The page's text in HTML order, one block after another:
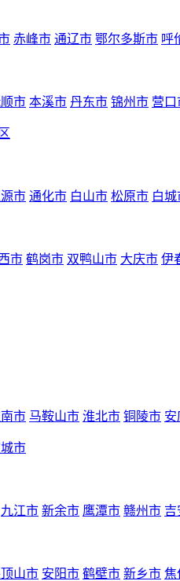
赤峰市 通辽市 鄂尔多斯市 呼
市 本溪市 丹东市 锦州市 营口
市 通化市 白山市 松原市 白城
市 鹤岗市 双鸭山市 大庆市 伊
市 马鞍山市 淮北市 铜陵市 安
市
九江市 新余市 鹰潭市 赣州市 吉
山市 安阳市 鹤壁市 新乡市 焦